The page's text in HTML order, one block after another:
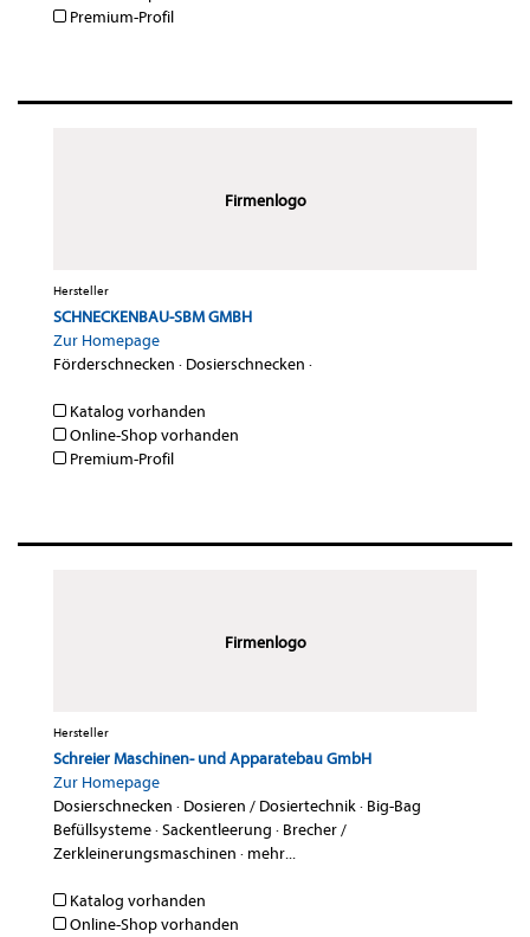
Premium-Profil
Firmenlogo
Hersteller
SCHNECKENBAU-SBM GMBH
Zur Homepage
Förderschnecken · Dosierschnecken ·
Katalog vorhanden
Online-Shop vorhanden
Premium-Profil
Firmenlogo
Hersteller
Schreier Maschinen- und Apparatebau GmbH
Zur Homepage
Dosierschnecken · Dosieren / Dosiertechnik· Big-Bag
Befüllsysteme·Sackentleerung · Brecher /
Zerkleinerungsmaschinen · mehr...
Katalog vorhanden
Online-Shop vorhanden